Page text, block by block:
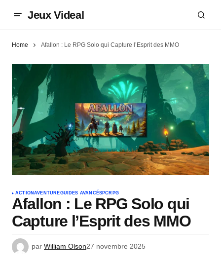
Jeux Videal
Home Afallon : Le RPG Solo qui Capture l’Esprit des MMO
ACTIONAVENTUREGUIDES AVANCÉS PC RPG
Afallon : Le RPG Solo qui
Capture l’Esprit des MMO
par William Olson27 novembre 2025